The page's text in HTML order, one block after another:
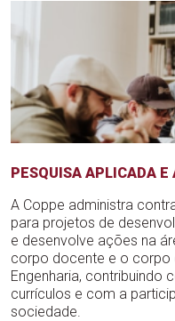
PESQUISA APLICADA E
A Coppe administra
para projetos de
e desenvolve ações na
corpo docente e o corpo
Engenharia, contribuindo
currículos e com a
sociedade.